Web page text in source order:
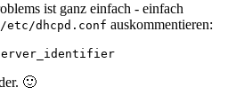
ist ganz einfach - einfach
/etc/dhcpd.conf auskommentieren:
🙂